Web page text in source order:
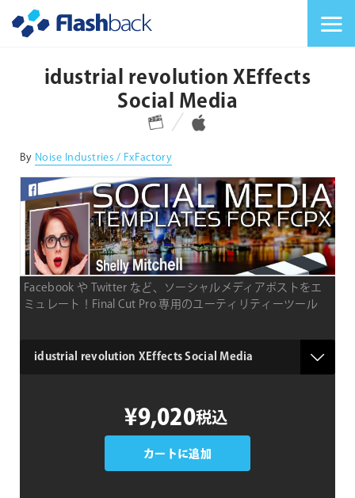
idustrial revolution XEffects
Social Media
対応プラットフォーム 対応OS
By Noise Industries / FxFactory
Facebook や Twitter など、ソーシャルメディアポストをエ
ミュレート！Final Cut Pro 専用のユーティリティーツール
product
¥9,020税込
カートに追加